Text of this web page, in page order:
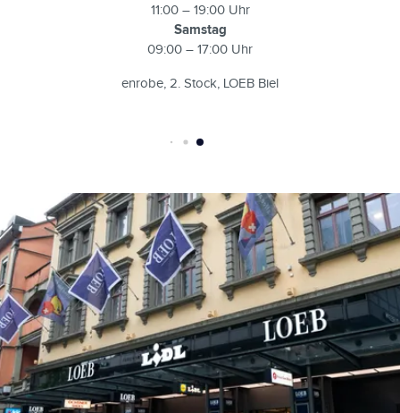
11:00 – 19:00 Uhr
Samstag
09:00 – 17:00 Uhr
enrobe, 2. Stock, LOEB Biel